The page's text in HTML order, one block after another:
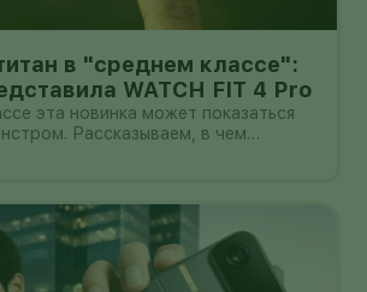
в "среднем классе":
WATCH FIT 4 Pro
эта новинка может показаться
Рассказываем, в чем